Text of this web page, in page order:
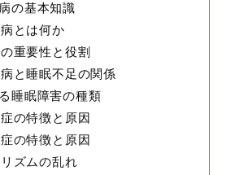
の基本知識
とは何か
重要性と役割
と睡眠不足の関係
睡眠障害の種類
の特徴と原因
の特徴と原因
ズムの乱れ